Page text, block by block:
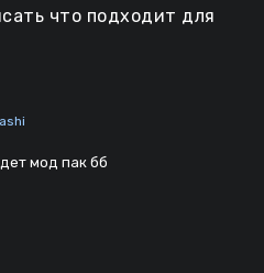
что подходит для
мод пак бб